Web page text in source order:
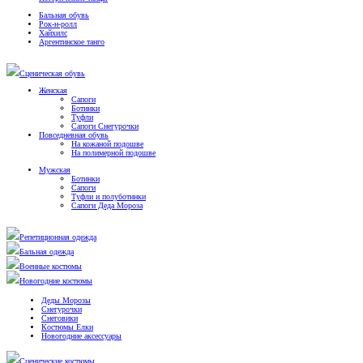
Бальная обувь
Рок-н-ролл
Хайхилс
Аргентинское танго
Сценическая обувь
Женская
Сапоги
Ботинки
Туфли
Сапоги Снегурочки
Повседневная обувь
На кожаной подошве
На полимерной подошве
Мужская
Ботинки
Сапоги
Туфли и полуботинки
Сапоги Деда Мороза
Репетиционная одежда
Бальная одежда
Военные костюмы
Новогодние костюмы
Деды Морозы
Снегурочки
Снеговики
Костюмы Елки
Новогодние аксессуары
Сценические костюмы